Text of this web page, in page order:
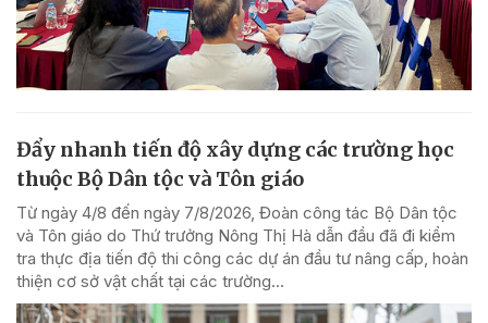
Đẩy nhanh tiến độ xây dựng các trường học
thuộc Bộ Dân tộc và Tôn giáo
Từ ngày 4/8 đến ngày 7/8/2026, Đoàn công tác Bộ Dân tộc
và Tôn giáo do Thứ trưởng Nông Thị Hà dẫn đầu đã đi kiểm
tra thực địa tiến độ thi công các dự án đầu tư nâng cấp, hoàn
thiện cơ sở vật chất tại các trường...